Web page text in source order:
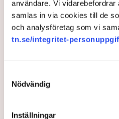
användare. Vi vidarebefordrar
samlas in via cookies till de
och analysföretag som vi
tn.se/integritet-
Nödvändig
Inställningar
AI-sammanfattning
Polisen kritiseras för
Polisinspektör Anna-Lena